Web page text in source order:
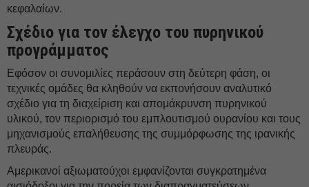
κεφαλαίων.
Σχέδιο για τον έλεγχο του πυρηνικού
προγράμματος
Εφόσον οι συνομιλίες περάσουν στη δεύτερη φάση, οι
τεχνικές ομάδες θα κληθούν να εκπονήσουν αναλυτικό
σχέδιο για τη διαχείριση και απομάκρυνση πυρηνικού
υλικού, τον περιορισμό του εμπλουτισμού ουρανίου και τους
μηχανισμούς επαλήθευσης της συμμόρφωσης της ιρανικής
πλευράς.
Αμερικανοί αξιωματούχοι εμφανίζονται συγκρατημένα